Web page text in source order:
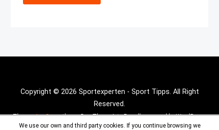
Copyright © 2026 Sportexperten - Sport Tipps. All Right
Reserved.
Theme :Inx Gametheme By aThemeArt - Proudly powered by WordPress.
We use our own and third party cookies. If you continue browsing we